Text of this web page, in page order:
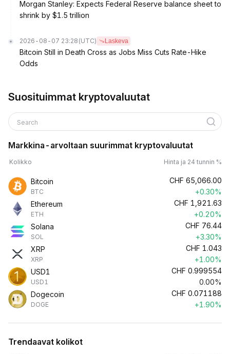
Morgan Stanley: Expects Federal Reserve balance sheet to
shrink by $1.5 trillion
2026-08-07 23:28 (UTC) Laskeva
Bitcoin Still in Death Cross as Jobs Miss Cuts Rate-Hike
Odds
Suosituimmat kryptovaluutat
Search
Markkina-arvoltaan suurimmat kryptovaluutat
Kolikko Hinta ja 24 tunnin %
Bitcoin
BTC
CHF 65,066.00
+0.30%
Ethereum
ETH
CHF 1,921.63
+0.20%
Solana
SOL
CHF 76.44
+3.30%
XRP
XRP
CHF 1.043
+1.00%
USD1
USD1
CHF 0.999554
0.00%
Dogecoin
DOGE
CHF 0.071188
+1.90%
Trendaavat kolikot